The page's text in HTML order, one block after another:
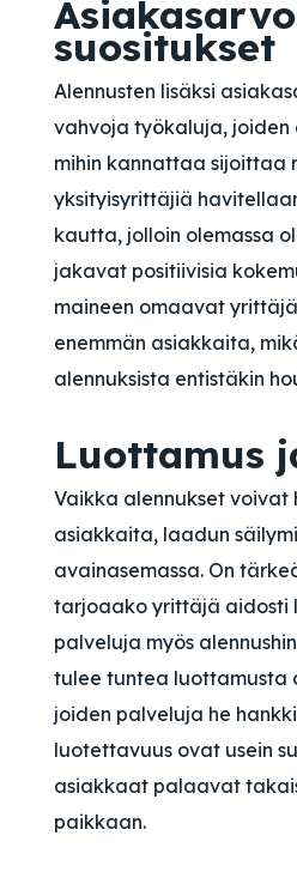
suositukset
Alennusten lisäksi
vahvoja työkaluja,
mihin kannattaa sijoittaa
yksityisyrittäjiä
kautta, jolloin olemassa
jakavat positiivisia
maineen omaavat
enemmän asiakkaita,
alennuksista entistäkin
Luottamus
Vaikka alennukset voivat
asiakkaita, laadun
avainasemassa. On
tarjoaako yrittäjä aidosti
palveluja myös
tulee tuntea luottamusta
joiden palveluja he
luotettavuus ovat usein
asiakkaat palaavat
paikkaan.